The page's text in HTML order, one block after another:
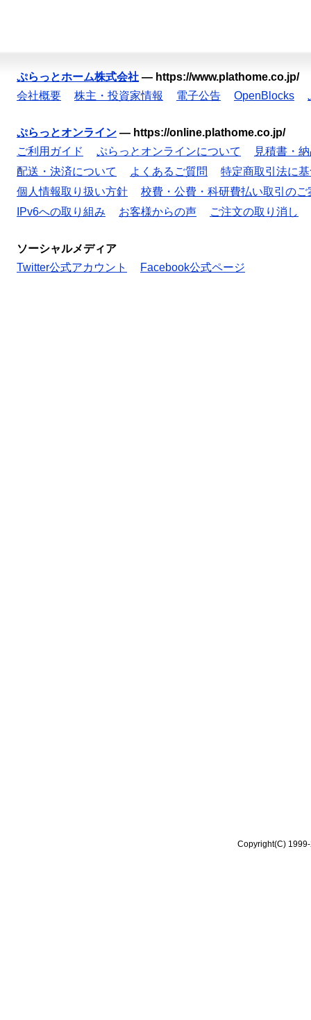
ぷらっとホーム株式会社 — https://www.plathome.co.jp/
会社概要
株主・投資家情報 電子公告 OpenBlocks
ぷらっとオンライン — https://online.plathome.co.jp/
ご利用ガイド
ぷらっとオンラインについて
見積書・
配送・決済について
よくあるご質問
特定商取引法に
個人情報取り扱い方針
校費・公費・科研費払い取引のご
IPv6への取り組み
お客様からの声 ご注文の取り消し
ソーシャルメディア
Twitter公式アカウント
Facebook公式ページ
Copyright(C)